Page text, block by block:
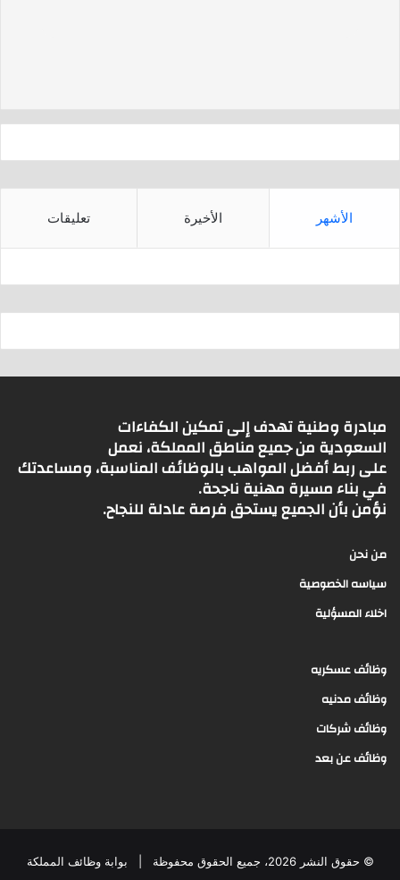
p
الأشهر الأخيرة تعليقات
مبادرة وطنية تهدف إلى تمكين الكفاءات
السعودية من جميع مناطق المملكة، نعمل
على ربط أفضل المواهب بالوظائف المناسبة، ومساعدتك
في بناء مسيرة مهنية ناجحة.
نؤمن بأن الجميع يستحق فرصة عادلة للنجاح.
من نحن
سياسه الخصوصية
اخلاء المسؤلية
وظائف عسكريه
وظائف مدنيه
وظائف شركات
وظائف عن بعد
© حقوق النشر 2026، جميع الحقوق محفوظة | بوابة وظائف المملكة